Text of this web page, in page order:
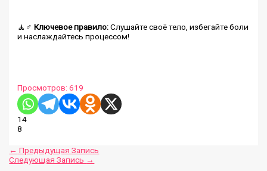
🧘♂️Ключевое правило:Слушайте своё тело, избегайте боли
и наслаждайтесь процессом!
Просмотров: 619
14
8
← Предыдущая Запись
Следующая Запись →